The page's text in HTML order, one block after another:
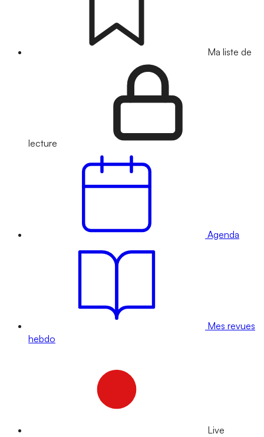
Ma liste de
lecture
Agenda
Mes revues
hebdo
Live